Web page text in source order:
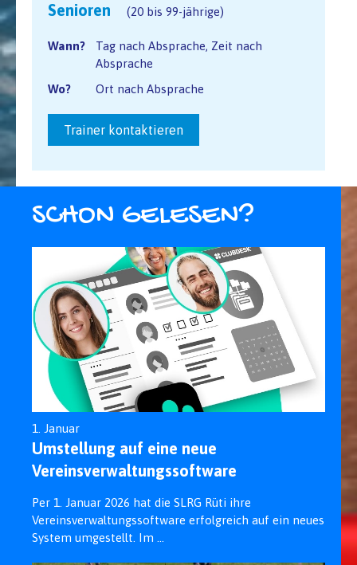
Senioren (20 bis 99-jährige)
Wann?
Tag nach Absprache, Zeit nach
Absprache
Wo?
Ort nach Absprache
Trainer kontaktieren
SCHON GELESEN?
1. Januar
Umstellung auf eine neue
Vereinsverwaltungssoftware
Per 1. Januar 2026 hat die SLRG Rüti ihre
Vereinsverwaltungssoftware erfolgreich auf ein neues
System umgestellt. Im ...